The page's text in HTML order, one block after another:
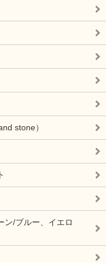
stone）
ン/ブルー、イエロ